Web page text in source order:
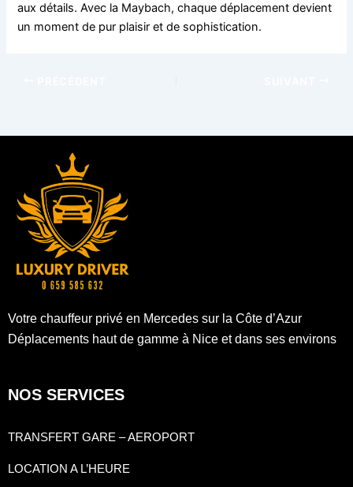
aux détails. Avec la Maybach, chaque déplacement devient
un moment de pur plaisir et de sophistication.
Votre chauffeur privé en Mercedes sur la Côte d’Azur
Déplacements haut de gamme à Nice et dans ses environs
NOS SERVICES
TRANSFERT GARE – AEROPORT
LOCATION A L’HEURE